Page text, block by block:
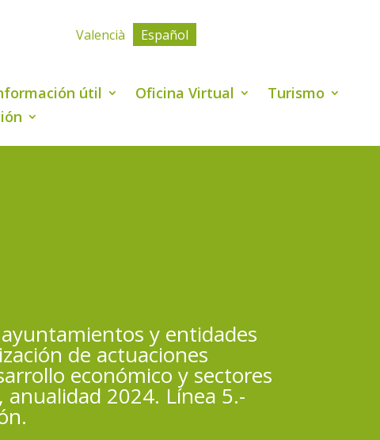
Valencià Español
útil Oficina Virtual
Turismo
y entidades
de actuaciones
económico y sectores
2024. Línea 5.-